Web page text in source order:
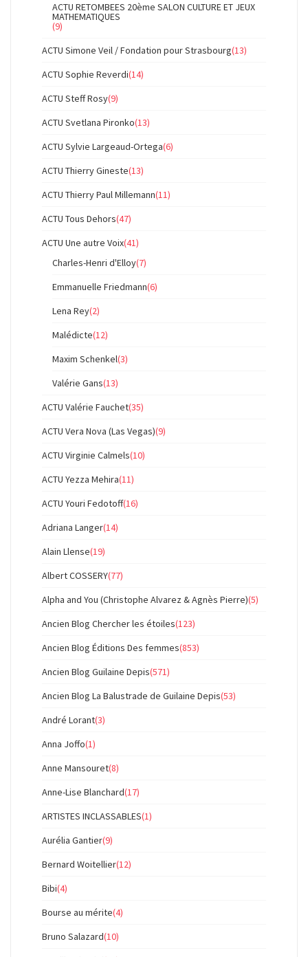
ACTU RETOMBEES 20ème SALON CULTURE ET JEUX
MATHEMATIQUES
(9)
ACTU Simone Veil / Fondation pour Strasbourg(13)
ACTU Sophie Reverdi(14)
ACTU Steff Rosy(9)
ACTU Svetlana Pironko(13)
ACTU Sylvie Largeaud-Ortega(6)
ACTU Thierry Gineste(13)
ACTU Thierry Paul Millemann(11)
ACTU Tous Dehors(47)
ACTU Une autre Voix(41)
Charles-Henri d'Elloy(7)
Emmanuelle Friedmann(6)
Lena Rey(2)
Malédicte(12)
Maxim Schenkel(3)
Valérie Gans(13)
ACTU Valérie Fauchet(35)
ACTU Vera Nova (Las Vegas)(9)
ACTU Virginie Calmels(10)
ACTU Yezza Mehira(11)
ACTU Youri Fedotoff(16)
Adriana Langer(14)
Alain Llense(19)
Albert COSSERY(77)
Alpha and You (Christophe Alvarez & Agnès Pierre)(5)
Ancien Blog Chercher les étoiles(123)
Ancien Blog Éditions Des femmes(853)
Ancien Blog Guilaine Depis(571)
Ancien Blog La Balustrade de Guilaine Depis(53)
André Lorant(3)
Anna Joffo(1)
Anne Mansouret(8)
Anne-Lise Blanchard(17)
ARTISTES INCLASSABLES(1)
Aurélia Gantier(9)
Bernard Woitellier(12)
Bibi(4)
Bourse au mérite(4)
Bruno Salazard(10)